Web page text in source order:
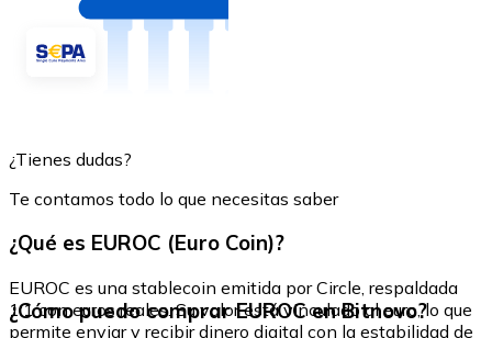
¿Tienes dudas?
Te contamos todo lo que necesitas saber
¿Qué es EUROC (Euro Coin)?
EUROC es una stablecoin emitida por Circle, respaldada
1:1 con euros reales. Su valor está vinculado al euro, lo que
permite enviar y recibir dinero digital con la estabilidad de
¿Cómo puedo comprar EUROC en Bitnovo?